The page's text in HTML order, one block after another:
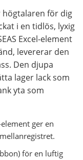
högtalaren för dig
i en tidlös, lyxig
Excel-element
levererar den
Den djupa
lager lack som
yta som
ger en
för en luftig